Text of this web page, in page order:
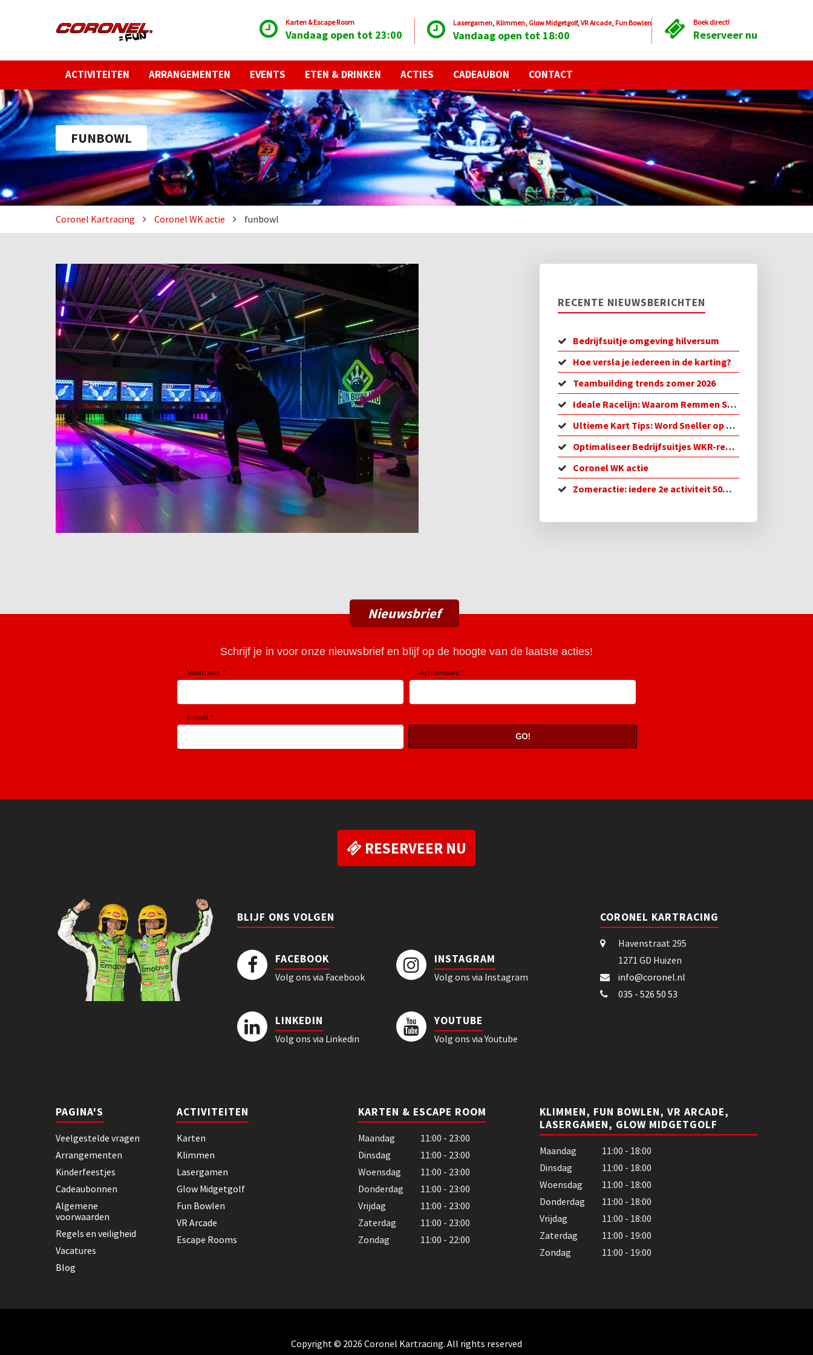
Karten & Escape Room
Vandaag open tot 23:00
Lasergamen, Klimmen, Glow Midgetgolf, VR Arcade, Fun Bowlen
Vandaag open tot 18:00
Boek direct!
Reserveer nu
ACTIVITEITEN ARRANGEMENTEN EVENTS ETEN & DRINKEN ACTIES CADEAUBON CONTACT
FUNBOWL
Coronel Kartracing Coronel WK actie funbowl
RECENTE NIEUWSBERICHTEN
Bedrijfsuitje omgeving hilversum
Hoe versla je iedereen in de karting?
Teambuilding trends zomer 2026
Ideale Racelijn: Waarom Remmen Sneller is
Ultieme Kart Tips: Word Sneller op de Baan!
Optimaliseer Bedrijfsuitjes WKR-regeling in 2026
Coronel WK actie
Zomeractie: iedere 2e activiteit 50% korting
Nieuwsbrief
RESERVEER NU
BLIJF ONS VOLGEN
FACEBOOK
Volg ons via Facebook
INSTAGRAM
Volg ons via Instagram
LINKEDIN
Volg ons via Linkedin
YOUTUBE
Volg ons via Youtube
CORONEL KARTRACING
Havenstraat 295
1271 GD Huizen
info@coronel.nl
035 - 526 50 53
PAGINA'S
Veelgestelde vragen
Arrangementen
Kinderfeestjes
Cadeaubonnen
Algemene
voorwaarden
Regels en veiligheid
Vacatures
Blog
ACTIVITEITEN
Karten
Klimmen
Lasergamen
Glow Midgetgolf
Fun Bowlen
VR Arcade
Escape Rooms
KARTEN & ESCAPE ROOM
Maandag
11:00 - 23:00
Dinsdag
11:00 - 23:00
Woensdag
11:00 - 23:00
Donderdag
11:00 - 23:00
Vrijdag
11:00 - 23:00
Zaterdag
11:00 - 23:00
Zondag
11:00 - 22:00
KLIMMEN, FUN BOWLEN, VR ARCADE,
LASERGAMEN, GLOW MIDGETGOLF
Maandag
11:00 - 18:00
Dinsdag
11:00 - 18:00
Woensdag
11:00 - 18:00
Donderdag
11:00 - 18:00
Vrijdag
11:00 - 18:00
Zaterdag
11:00 - 19:00
Zondag
11:00 - 19:00
Copyright © 2026 Coronel Kartracing. All rights reserved